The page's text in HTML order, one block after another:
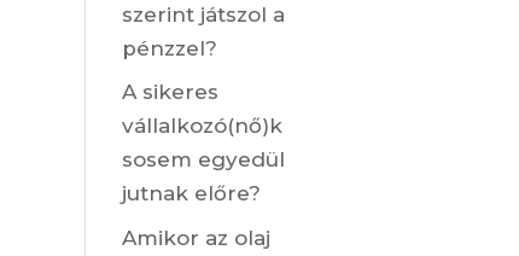
szerint játszol a
pénzzel?
A sikeres
vállalkozó(nő)k
sosem egyedül
jutnak előre?
Amikor az olaj